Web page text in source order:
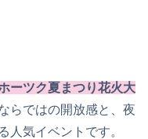
ーツク夏まつり花火大
らではの開放感と、夜
人気イベントです。